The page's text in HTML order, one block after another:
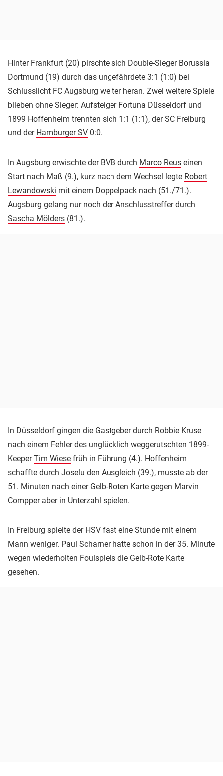
Hinter Frankfurt (20) pirschte sich Double-Sieger Borussia
Dortmund (19) durch das ungefährdete 3:1 (1:0) bei
Schlusslicht FC Augsburg weiter heran. Zwei weitere Spiele
blieben ohne Sieger: Aufsteiger Fortuna Düsseldorf und
1899 Hoffenheim trennten sich 1:1 (1:1), derSC Freiburg
und der Hamburger SV 0:0.
In Augsburg erwischte der BVB durch Marco Reus einen
Start nach Maß (9.), kurz nach dem Wechsel legte Robert
Lewandowski mit einem Doppelpack nach (51./71.).
Augsburg gelang nur noch der Anschlusstreffer durch
Sascha Mölders (81.).
In Düsseldorf gingen die Gastgeber durch Robbie Kruse
nach einem Fehler des unglücklich weggerutschten 1899-
KeeperTim Wiese früh in Führung (4.). Hoffenheim
schaffte durch Joselu den Ausgleich (39.), musste ab der
51. Minuten nach einer Gelb-Roten Karte gegen Marvin
Compper aber in Unterzahl spielen.
In Freiburg spielte der HSV fast eine Stunde mit einem
Mann weniger. Paul Scharner hatte schon in der 35. Minute
wegen wiederholten Foulspiels die Gelb-Rote Karte
gesehen.